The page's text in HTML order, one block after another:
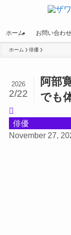
ホーム お問い合わせ
ホーム 俳優
阿部
でも
2026
2/22
俳優
November 27,